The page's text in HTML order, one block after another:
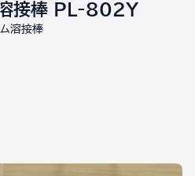
溶接棒 PL-802Y
溶接棒